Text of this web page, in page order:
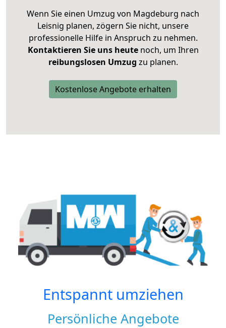
Wenn Sie einen Umzug von Magdeburg nach
Leisnig planen, zögern Sie nicht, unsere
professionelle Hilfe in Anspruch zu nehmen.
Kontaktieren Sie uns heutenoch, um Ihren
reibungslosen Umzug zu planen.
Kostenlose Angebote erhalten
Entspannt umziehen
Persönliche Angebote